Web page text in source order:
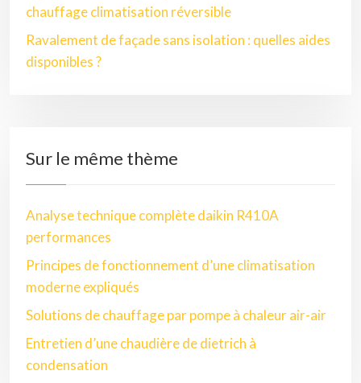
chauffage climatisation réversible
Ravalement de façade sans isolation : quelles aides
disponibles ?
Sur le même thème
Analyse technique complète daikin R410A
performances
Principes de fonctionnement d’une climatisation
moderne expliqués
Solutions de chauffage par pompe à chaleur air-air
Entretien d’une chaudière de dietrich à
condensation